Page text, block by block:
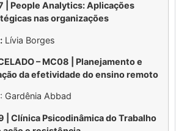
| People Analytics: Aplicações
nas organizações
Lívia Borges
– MC08 | Planejamento e
da efetividade do ensino remoto
: Gardênia Abbad
| Clínica Psicodinâmica do Trabalho